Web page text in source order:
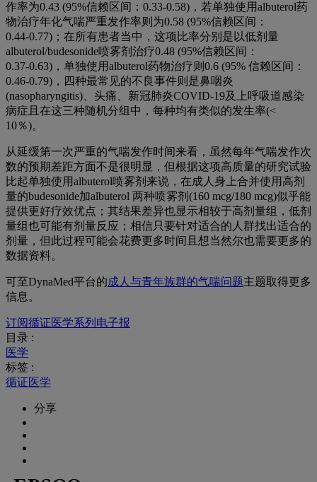
作率为0.43 (95%‌信赖区间： 0.33‌-0.58) ，若单独使用albuterol药
物治疗年化气喘严重发作率则为0.58‌ (95%‌信赖区间：
0.44‌-0.77) ；在所有患者当中，这项比率分别是以低剂量
albuterol/budesonide喷雾剂治疗0.48‌ (95%‌信赖区间：
0.37‌-0.63) ，单独使用albuterol药物治疗则 0.6‌ (95%‌ 信赖区间：
0.46‌-0.79) ，四种最常见的不良事件则是鼻咽炎
(nasopharyngitis)、头痛、新冠肺炎COVID-19及上呼吸道感染
病症且在这三种随机分组中，每种均有类似的发生率(<
10％)。
从延缓第一次严重的气喘发作时间来看，虽然每年气喘发作次
数的预期差距方面不是很明显，但根据这项高质量的研究试验
比起单独使用albuterol喷雾剂来说，在成人身上合并使用高剂
量的budesonide加albuterol 两种喷雾剂 (160‌ mcg/180‌ mcg)似乎能
提供更好疗效优点；其结果差异也显示相较于高剂量组，低剂
量组也可能有剂量反应；相信只要针对适合的人群找出适合的
剂量，但此过程可能会花费更多时间且想当然尔也需要更多的
数据资料。
可至DynaMed平台的成人与青年族群的气喘问题主题取得更多
信息。
订阅循证医学系列电子报
目录 :
医学
标签 :
循证医学
分享